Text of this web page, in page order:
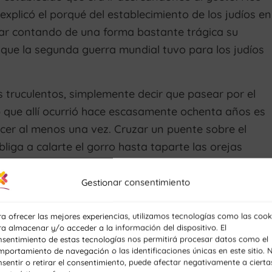
Gestionar consentimiento
ofrecer las mejores experiencias, utilizamos tecnologías como las
almacenar y/o acceder a la información del dispositivo. El
de estas tecnologías nos permitirá procesar datos como el
de navegación o las identificaciones únicas en este sitio.
o retirar el consentimiento, puede afectar negativamente a
el porqué del establecimiento de los judíos en
contando de una forma bastante trágica su
la segunda guerra mundial tuvo para los judíos
simplemente decir que pasear por el
allí ocurrió hace escasamente ochenta años es
al menos una vez. Cruzar un puente sobre el
a calarte el gorro hasta taparte las orejas
mete de lleno en la ciudad, en su historia y en su
ser el mejor mes para visitar Cracovia, pero aquí
mes para visitar Cracovia si quieres imbuirte de
de la ciudad.
polaco que no pertenezca a ninguna cadena o
restaurante polaco donde elegí Borsch